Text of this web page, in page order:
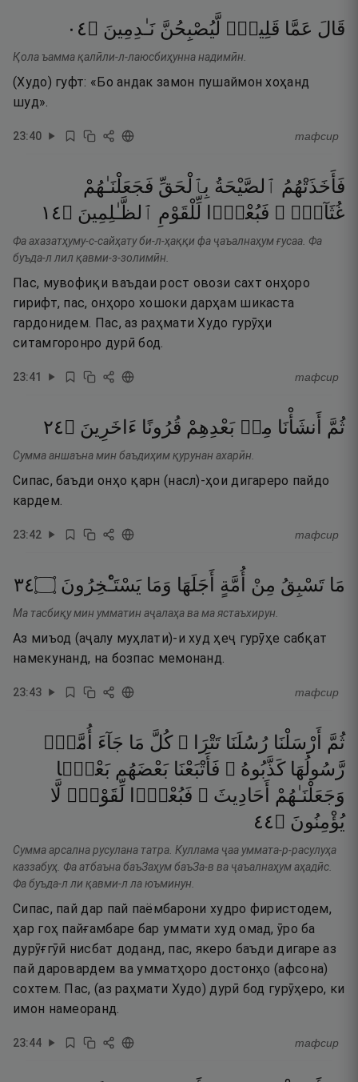
قَالَ عَمَّا قَلِيلٍۢ لَّيُصْبِحُنَّ نَـٰدِمِينَ ۝٤٠
Қола ъамма қалӣли-л-лаюсбиҳунна надимӣн.
(Худо) гуфт: «Бо андак замон пушаймон хоҳанд
шуд».
23:40 тафсир
فَأَخَذَتْهُمُ ٱلصَّيْحَةُ بِٱلْحَقِّ فَجَعَلْنَـٰهُمْ
غُثَآءًۭ ۚ فَبُعْدًۭا لِّلْقَوْمِ ٱلظَّـٰلِمِينَ ۝٤١
Фа ахазатҳуму-с-сайҳату би-л-ҳаққи фа ҷаъалнаҳум ғусаа. Фа
буъда-л лил қавми-з-золимӣн.
Пас, мувофиқи ваъдаи рост овози сахт онҳоро
гирифт, пас, онҳоро хошоки дарҳам шикаста
гардонидем. Пас, аз раҳмати Худо гурӯҳи
ситамгоронро дурӣ бод.
23:41 тафсир
ثُمَّ أَنشَأْنَا مِنۢ بَعْدِهِمْ قُرُونًا ءَاخَرِينَ ۝٤٢
Сумма аншаъна мин баъдиҳим қурунан ахарӣн.
Сипас, баъди онҳо қарн (насл)-ҳои дигареро пайдо
кардем.
23:42 тафсир
مَا تَسْبِقُ مِنْ أُمَّةٍ أَجَلَهَا وَمَا يَسْتَـْٔخِرُونَ ۝٤٣
Ма тасбиқу мин умматин аҷалаҳа ва ма ястаъхирун.
Аз миъод (аҷалу муҳлати)-и худ ҳеҷ гурӯҳе сабқат
намекунанд, на бозпас мемонанд.
23:43 тафсир
ثُمَّ أَرْسَلْنَا رُسُلَنَا تَتْرَا ۖ كُلَّ مَا جَآءَ
أُمَّةًۭ
رَّسُولُهَا كَذَّبُوهُ ۚ فَأَتْبَعْنَا بَعْضَهُم بَعْضًۭا
وَجَعَلْنَـٰهُمْ
أَحَادِيثَ ۚ فَبُعْدًۭا لِّقَوْمٍۢ لَّا
يُؤْمِنُونَ ۝٤٤
Сумма арсална русулана татра. Куллама ҷаа уммата-р-расулуҳа
каззабуҳ. Фа атбаъна баъЗаҳум баъЗа-в ва ҷаъалнаҳум аҳадӣс.
Фа буъда-л ли қавми-л ла юъминун.
Сипас, пай дар пай паёмбарони худро фиристодем,
ҳар гоҳ пайғамбаре бар уммати худ омад, ӯро ба
дурӯғгӯӣ нисбат доданд, пас, якеро баъди дигаре аз
пай даровардем ва умматҳоро достонҳо (афсона)
сохтем. Пас, (аз раҳмати Худо) дурӣ бод гурӯҳеро, ки
имон намеоранд.
23:44 тафсир